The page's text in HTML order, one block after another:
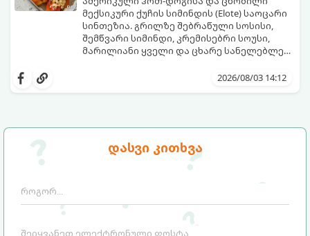
დასვი კითხვა
მექსიკური ქუჩის სიმინდის (Elote) საოცარი
სინთეზია. გრილზე შებრაწული სოსისი,
შემწვარი სიმინდი, კრემისებრი სოუსი,
მარილიანი ყველი და ცხარე სანელებლები
წვეულებებისთვის, ბარბექიუსთვის ან
ულუფა: 8 პორცია
2026/08/03 14:12